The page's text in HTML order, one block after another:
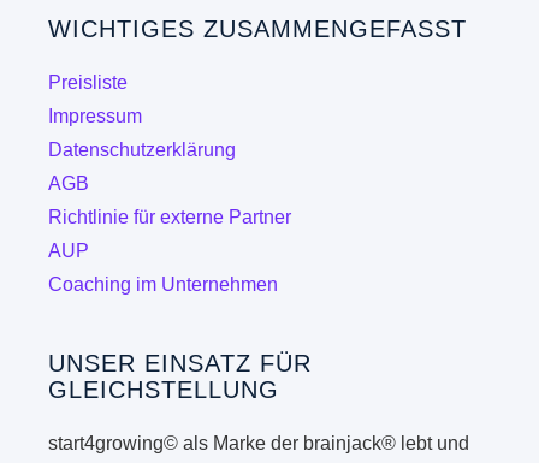
WICHTIGES ZUSAMMENGEFASST
Preisliste
Impressum
Datenschutzerklärung
AGB
Richtlinie für externe Partner
AUP
Coaching im Unternehmen
UNSER EINSATZ FÜR
GLEICHSTELLUNG
start4growing© als Marke der brainjack® lebt und